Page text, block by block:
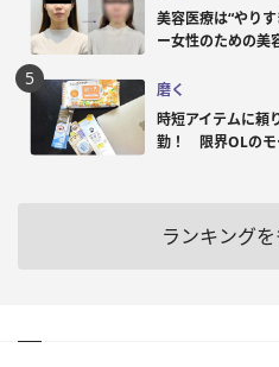
美容医療は“やり
ー女性のための美
磨く
時短アイテムに頼
勤！ 限界OLのモ
ランキング